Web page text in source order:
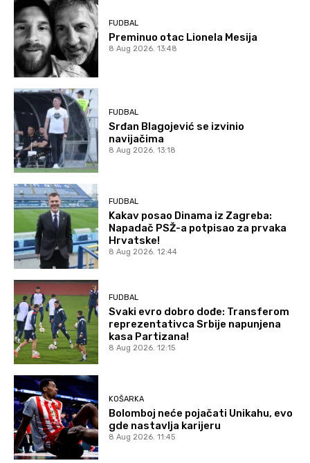
FUDBAL
Preminuo otac Lionela Mesija
8 Aug 2026. 13:48
FUDBAL
Srđan Blagojević se izvinio
navijačima
8 Aug 2026. 13:18
FUDBAL
Kakav posao Dinama iz Zagreba:
Napadač PSŽ-a potpisao za prvaka
Hrvatske!
8 Aug 2026. 12:44
FUDBAL
Svaki evro dobro dođe: Transferom
reprezentativca Srbije napunjena
kasa Partizana!
8 Aug 2026. 12:15
KOŠARKA
Bolomboj neće pojačati Unikahu, evo
gde nastavlja karijeru
8 Aug 2026. 11:45